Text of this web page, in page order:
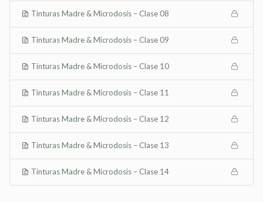
Tinturas Madre & Microdosis – Clase 08
Tinturas Madre & Microdosis – Clase 09
Tinturas Madre & Microdosis – Clase 10
Tinturas Madre & Microdosis – Clase 11
Tinturas Madre & Microdosis – Clase 12
Tinturas Madre & Microdosis – Clase 13
Tinturas Madre & Microdosis – Clase 14